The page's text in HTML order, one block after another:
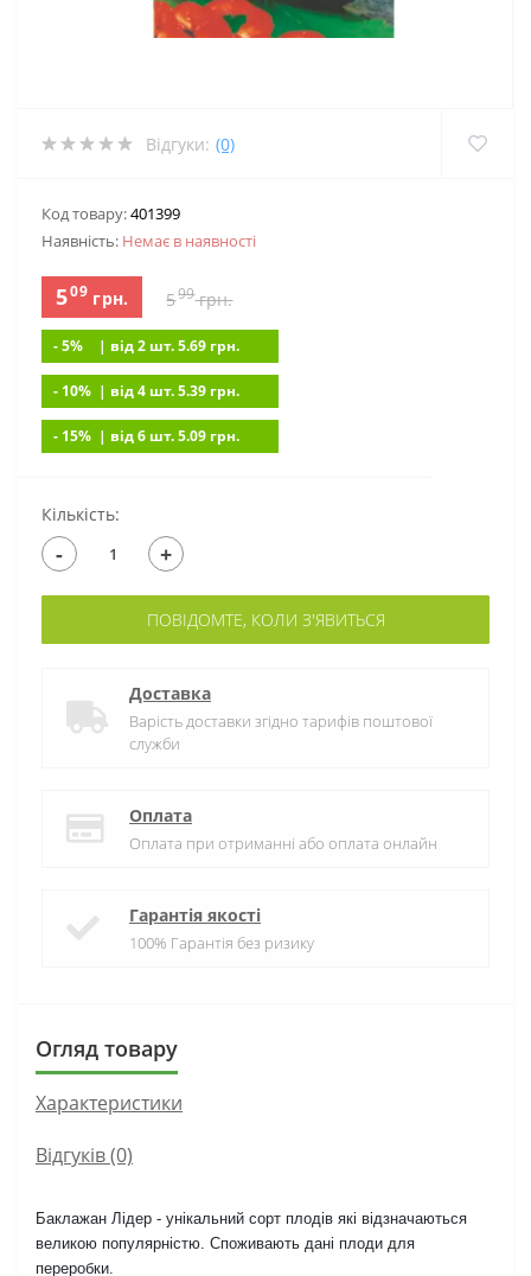
Відгуки: (0)
Код товару:401399
Наявність: Немає в наявностi
509грн. 599грн.
- 5% | вiд 2 шт. 5.69 грн.
- 10% | вiд 4 шт. 5.39 грн.
- 15% | вiд 6 шт. 5.09 грн.
Кількість:
- +
ПОВІДОМТЕ, КОЛИ З'ЯВИТЬСЯ
Доставка
Варість доставки згідно тарифів поштової
служби
Оплата
Оплата при отриманні або оплата онлайн
Гарантія якості
100% Гарантія без ризику
Огляд товару
Характеристики
Відгуків (0)
Баклажан Лідер - унікальний сорт плодів які відзначаються
великою популярністю. Споживають дані плоди для
переробки.